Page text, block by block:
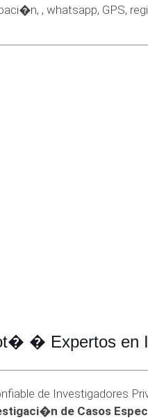
, whatsapp, GPS,
� Expertos en
de Investigadores
de Casos